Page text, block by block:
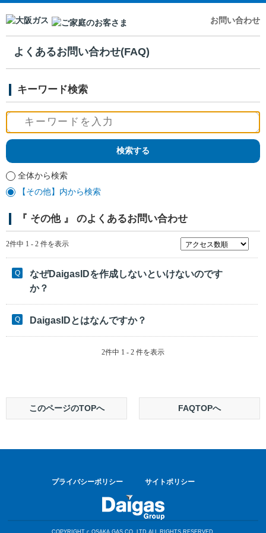
お問い合わせ
よくあるお問い合わせ(FAQ)
キーワード検索
全体から検索
【その他】内から検索
『 その他 』 のよくあるお問い合わせ
2件中 1 - 2 件を表示
なぜDaigasIDを作成しないといけないのです
か？
DaigasIDとはなんですか？
2件中 1 - 2 件を表示
このページのTOPへ FAQTOPへ
プライバシーポリシー サイトポリシー